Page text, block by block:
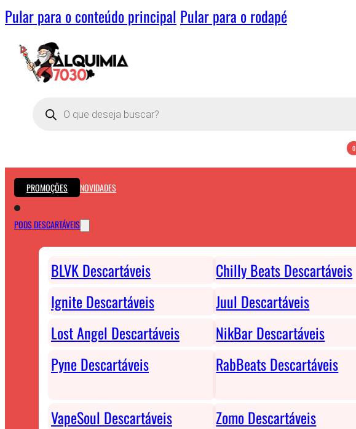
Pular para o conteúdo principal Pular para o rodapé
Pesquisar
produtos
0
PROMOÇÕES NOVIDADES
PODS DESCARTÁVEIS
BLVK Descartáveis Chilly Beats Descartáveis
Ignite Descartáveis
Juul Descartáveis
Lost Angel Descartáveis
NikBar Descartáveis
Pyne Descartáveis
RabBeats Descartáveis
VapeSoul Descartáveis
Zomo Descartáveis